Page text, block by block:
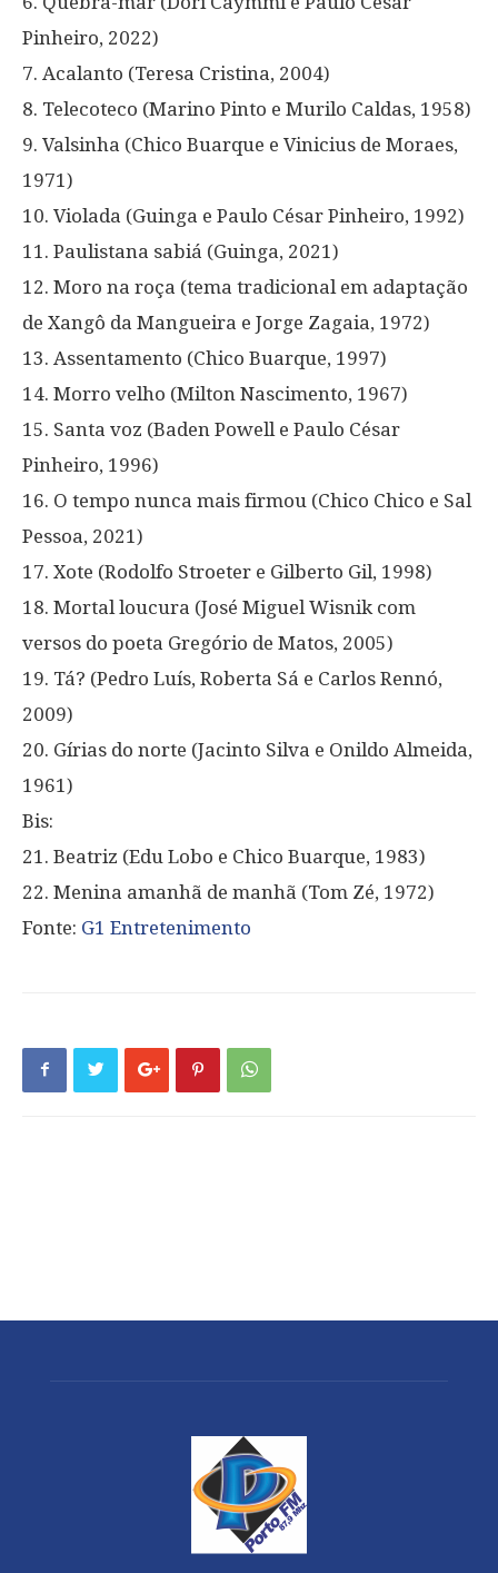
Pinheiro, 2022)
7. Acalanto (Teresa Cristina, 2004)
8. Telecoteco (Marino Pinto e Murilo Caldas, 1958)
9. Valsinha (Chico Buarque e Vinicius de Moraes,
1971)
10. Violada (Guinga e Paulo César Pinheiro, 1992)
11. Paulistana sabiá (Guinga, 2021)
12. Moro na roça (tema tradicional em adaptação
de Xangô da Mangueira e Jorge Zagaia, 1972)
13. Assentamento (Chico Buarque, 1997)
14. Morro velho (Milton Nascimento, 1967)
15. Santa voz (Baden Powell e Paulo César
Pinheiro, 1996)
16. O tempo nunca mais firmou (Chico Chico e Sal
Pessoa, 2021)
17. Xote (Rodolfo Stroeter e Gilberto Gil, 1998)
18. Mortal loucura (José Miguel Wisnik com
versos do poeta Gregório de Matos, 2005)
19. Tá? (Pedro Luís, Roberta Sá e Carlos Rennó,
2009)
20. Gírias do norte (Jacinto Silva e Onildo Almeida,
1961)
Bis:
21. Beatriz (Edu Lobo e Chico Buarque, 1983)
22. Menina amanhã de manhã (Tom Zé, 1972)
Fonte: G1 Entretenimento